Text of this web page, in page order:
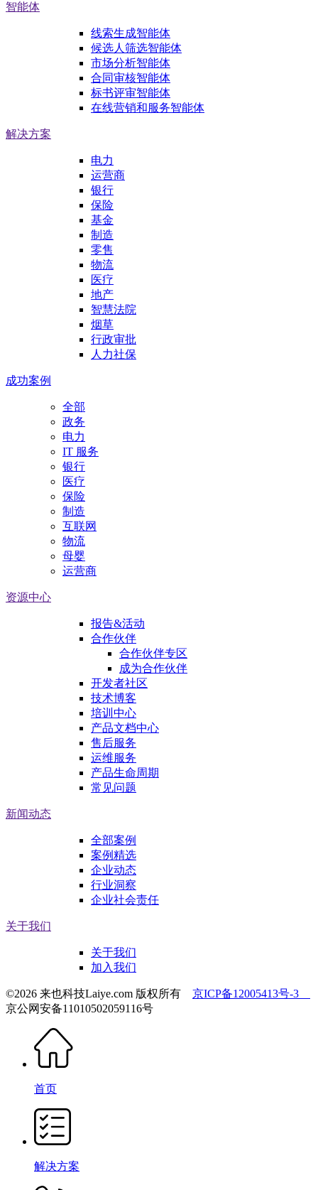
智能体
线索生成智能体
候选人筛选智能体
市场分析智能体
合同审核智能体
标书评审智能体
在线营销和服务智能体
解决方案
电力
运营商
银行
保险
基金
制造
零售
物流
医疗
地产
智慧法院
烟草
行政审批
人力社保
成功案例
全部
政务
电力
IT 服务
银行
医疗
保险
制造
互联网
物流
母婴
运营商
资源中心
报告&活动
合作伙伴
合作伙伴专区
成为合作伙伴
开发者社区
技术博客
培训中心
产品文档中心
售后服务
运维服务
产品生命周期
常见问题
新闻动态
全部案例
案例精选
企业动态
行业洞察
企业社会责任
关于我们
关于我们
加入我们
©2026 来也科技Laiye.com 版权所有 京ICP备12005413号-3
京公网安备11010502059116号
首页
解决方案